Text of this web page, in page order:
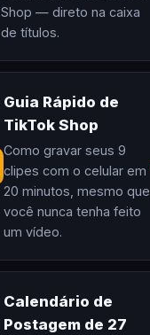
Shop — direto na caixa
de títulos.
Guia Rápido de
TikTok Shop
Como gravar seus 9
clipes com o celular em
20 minutos, mesmo que
você nunca tenha feito
um vídeo.
Calendário de
Postagem de 27